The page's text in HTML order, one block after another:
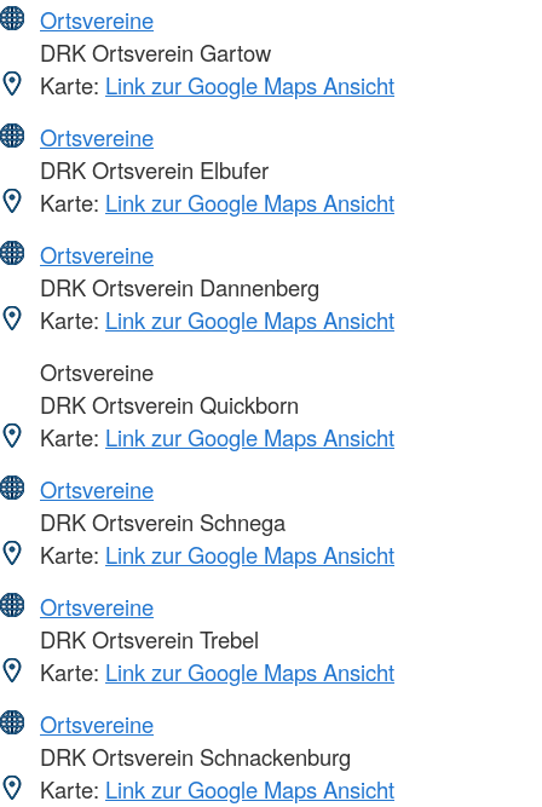
Ortsvereine
DRK Ortsverein Gartow
Karte: Link zur Google Maps Ansicht
Ortsvereine
DRK Ortsverein Elbufer
Karte: Link zur Google Maps Ansicht
Ortsvereine
DRK Ortsverein Dannenberg
Karte: Link zur Google Maps Ansicht
Ortsvereine
DRK Ortsverein Quickborn
Karte: Link zur Google Maps Ansicht
Ortsvereine
DRK Ortsverein Schnega
Karte: Link zur Google Maps Ansicht
Ortsvereine
DRK Ortsverein Trebel
Karte: Link zur Google Maps Ansicht
Ortsvereine
DRK Ortsverein Schnackenburg
Karte: Link zur Google Maps Ansicht